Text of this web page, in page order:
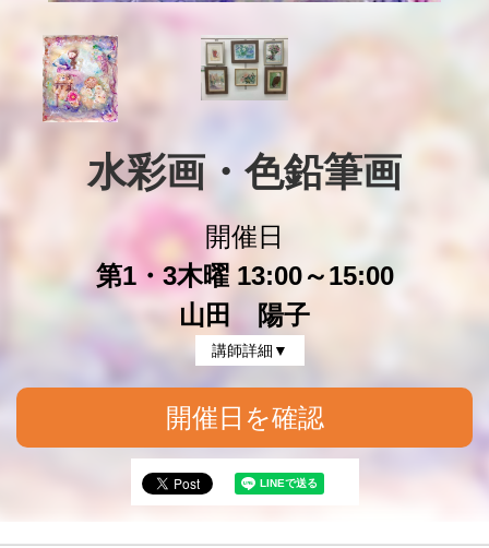
水彩画・色鉛筆画
開催日
第1・3木曜 13:00～15:00
山田 陽子
講師詳細▼
開催日を確認